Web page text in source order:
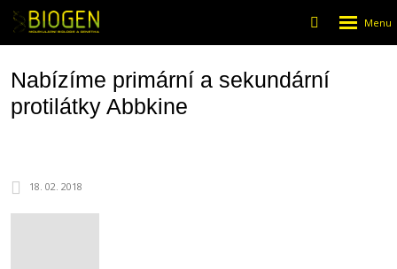
Vyhledávání
menu
Nabízíme primární a sekundární
protilátky Abbkine
18. 02. 2018